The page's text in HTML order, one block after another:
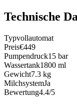
Technische
Typvollautomat
Preis€449
Pumpendruck15 bar
Wassertank1800 ml
Gewicht7.3 kg
MilchsystemJa
Bewertung4.4/5